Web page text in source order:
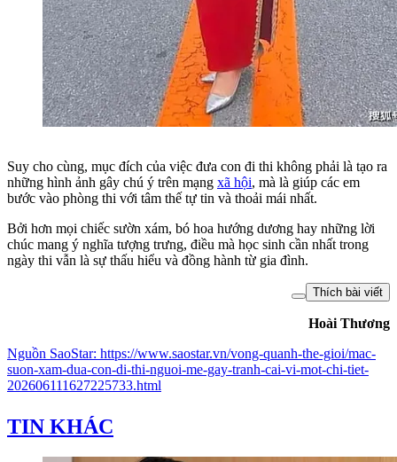
Suy cho cùng, mục đích của việc đưa con đi thi không phải là tạo ra
những hình ảnh gây chú ý trên mạng xã hội, mà là giúp các em
bước vào phòng thi với tâm thế tự tin và thoải mái nhất.
Bởi hơn mọi chiếc sườn xám, bó hoa hướng dương hay những lời
chúc mang ý nghĩa tượng trưng, điều mà học sinh cần nhất trong
ngày thi vẫn là sự thấu hiểu và đồng hành từ gia đình.
Thích bài viết
Hoài Thương
Nguồn SaoStar: https://www.saostar.vn/vong-quanh-the-gioi/mac-
suon-xam-dua-con-di-thi-nguoi-me-gay-tranh-cai-vi-mot-chi-tiet-
202606111627225733.html
TIN KHÁC